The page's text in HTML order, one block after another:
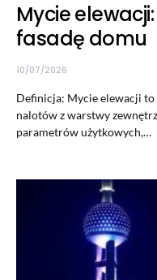
Mycie
fasadę domu
10/07/2026
Definicja: Mycie elewacji
nalotów z warstwy
parametrów użytkowych,…